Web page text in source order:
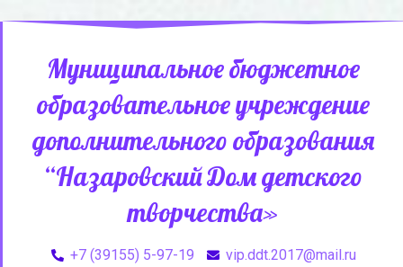
Муниципальное бюджетное
образовательное учреждение
дополнительного образования
“Назаровский Дом детского
творчества»
+7 (39155) 5-97-19
vip.ddt.2017@mail.ru